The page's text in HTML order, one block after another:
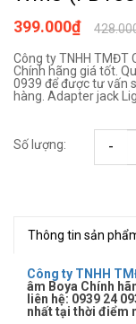
399.000₫
Công ty TNHH TMĐT
Chính hãng giá tốt.
0939 để được tư vấn
hàng. Adapter jack
Số lượng: -
Thông tin sản
Công ty TNHH
âm Boya Chính
liên hệ: 0939 24
nhất tại thời điểm